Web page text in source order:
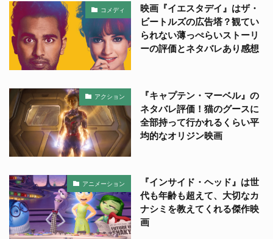
コメディ
映画『イエスタデイ』はザ・
ビートルズの広告塔？観てい
られない薄っぺらいストーリ
ーの評価とネタバレあり感想
アクション
『キャプテン・マーベル』の
ネタバレ評価！猫のグースに
全部持って行かれるくらい平
均的なオリジン映画
アニメーション
『インサイド・ヘッド』は世
代も年齢も超えて、大切なカ
ナシミを教えてくれる傑作映
画